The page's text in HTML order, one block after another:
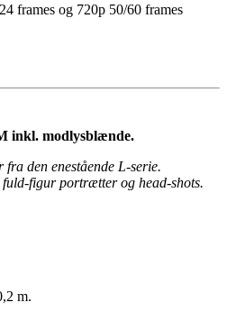
frames og 720p 50/60 frames
inkl. modlysblænde.
fra den enestående L-serie.
figur portrætter og head-shots.
m.